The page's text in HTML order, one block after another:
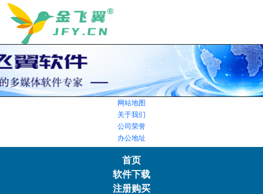
网站地图
关于我们
公司荣誉
办公地址
首页
软件下载
注册购买